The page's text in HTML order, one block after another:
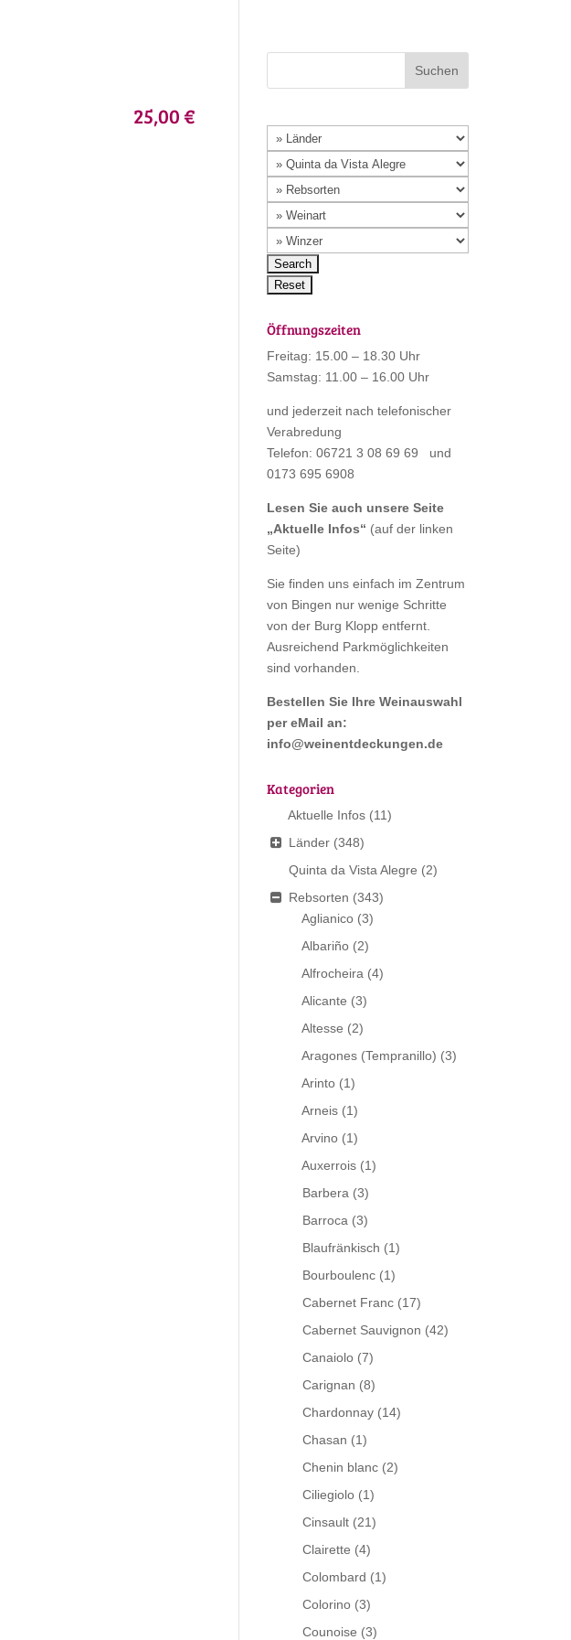
25,00 €
Öffnungszeiten
Freitag: 15.00 – 18.30 Uhr
Samstag: 11.00 – 16.00 Uhr
und jederzeit nach telefonischer
Verabredung
Telefon: 06721 3 08 69 69 und
0173 695 6908
Lesen Sie auch unsere Seite
„Aktuelle Infos“ (auf der linken
Seite)
Sie finden uns einfach im Zentrum
von Bingen nur wenige Schritte
von der Burg Klopp entfernt.
Ausreichend Parkmöglichkeiten
sind vorhanden.
Bestellen Sie Ihre Weinauswahl
per eMail an:
info@weinentdeckungen.de
Kategorien
Aktuelle Infos (11)
Länder (348)
Quinta da Vista Alegre (2)
Rebsorten (343)
Aglianico (3)
Albariño (2)
Alfrocheira (4)
Alicante (3)
Altesse (2)
Aragones (Tempranillo) (3)
Arinto (1)
Arneis (1)
Arvino (1)
Auxerrois (1)
Barbera (3)
Barroca (3)
Blaufränkisch (1)
Bourboulenc (1)
Cabernet Franc (17)
Cabernet Sauvignon (42)
Canaiolo (7)
Carignan (8)
Chardonnay (14)
Chasan (1)
Chenin blanc (2)
Ciliegiolo (1)
Cinsault (21)
Clairette (4)
Colombard (1)
Colorino (3)
Counoise (3)